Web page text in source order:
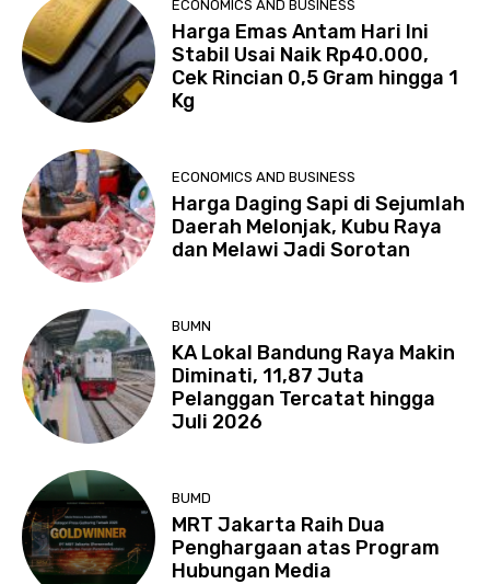
ECONOMICS AND BUSINESS
Harga Emas Antam Hari Ini
Stabil Usai Naik Rp40.000,
Cek Rincian 0,5 Gram hingga 1
Kg
ECONOMICS AND BUSINESS
Harga Daging Sapi di Sejumlah
Daerah Melonjak, Kubu Raya
dan Melawi Jadi Sorotan
BUMN
KA Lokal Bandung Raya Makin
Diminati, 11,87 Juta
Pelanggan Tercatat hingga
Juli 2026
BUMD
MRT Jakarta Raih Dua
Penghargaan atas Program
Hubungan Media